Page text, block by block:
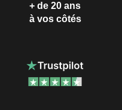
+ de 20 ans
à vos côtés